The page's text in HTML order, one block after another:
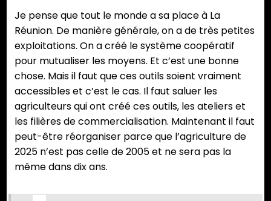
Je pense que tout le monde a sa place à La
Réunion. De manière générale, on a de très petites
exploitations. On a créé le système coopératif
pour mutualiser les moyens. Et c’est une bonne
chose. Mais il faut que ces outils soient vraiment
accessibles et c’est le cas. Il faut saluer les
agriculteurs qui ont créé ces outils, les ateliers et
les filières de commercialisation. Maintenant il faut
peut-être réorganiser parce que l’agriculture de
2025 n’est pas celle de 2005 et ne sera pas la
même dans dix ans.